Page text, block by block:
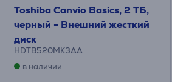
Toshiba Canvio Basics, 2 ТБ,
черный - Внешний жесткий
диск
HDTB520MK3AA
в наличии